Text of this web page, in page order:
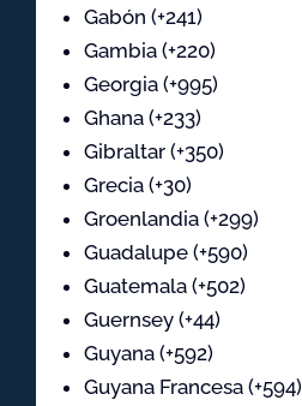
Gabón (+241)
Gambia (+220)
Georgia (+995)
Ghana (+233)
Gibraltar (+350)
Grecia (+30)
Groenlandia (+299)
Guadalupe (+590)
Guatemala (+502)
Guernsey (+44)
Guyana (+592)
Guyana Francesa (+594)